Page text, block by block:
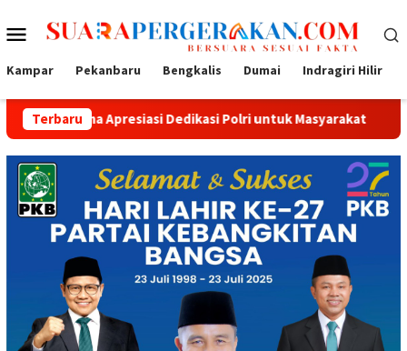
ke
Menu
Mobile
Kampar Pekanbaru Bengkalis Dumai Indragiri Hilir
Terbaru
Apresiasi Dedikasi Polri untuk Masyarakat Tak